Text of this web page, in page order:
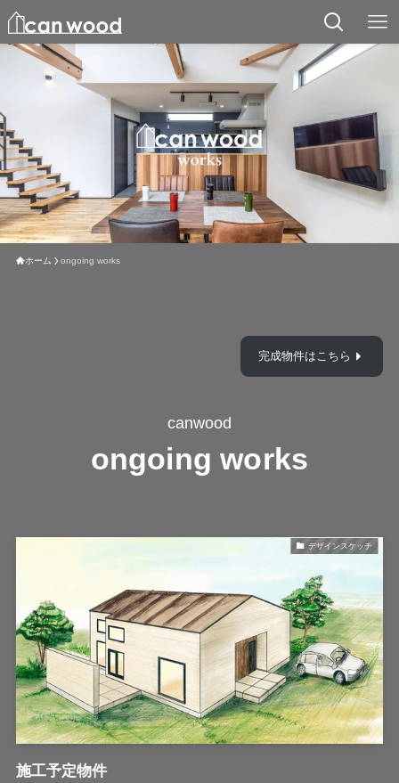
ホーム ongoing works
完成物件はこちら
canwood
ongoing works
デザインスケッチ
施工予定物件